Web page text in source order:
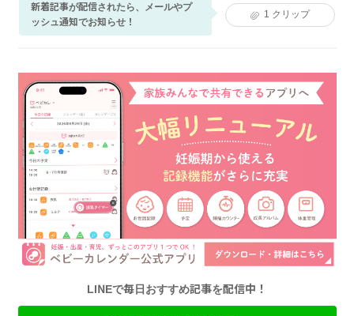
新着記事が配信されたら、メールやプ
ッシュ通知でお知らせ！
1 クリップ
LINEで毎日おすすめ記事を配信中！